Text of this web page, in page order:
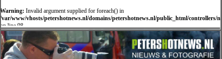
Warning: Invalid argument supplied for foreach() in
/var/www/vhosts/petershotnews.nl/domains/petershotnews.nl/public_html/controllers/
on line 98